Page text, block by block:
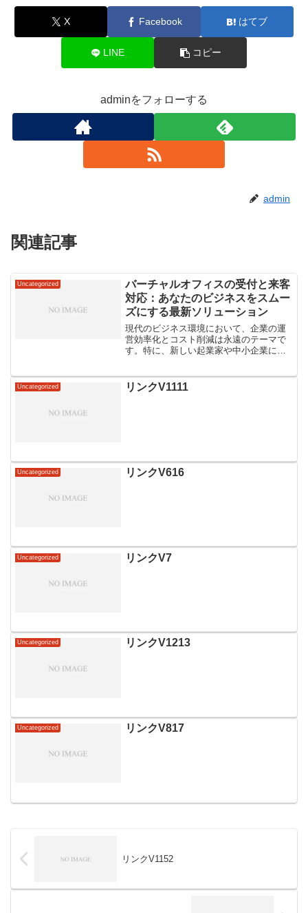
X Facebook はてブ
LINE コピー
adminをフォローする
admin
関連記事
Uncategorized
バーチャルオフィスの受付と来客
対応：あなたのビジネスをスムー
ズにする最新ソリューション
現代のビジネス環境において、企業の運
営効率化とコスト削減は永遠のテーマで
す。特に、新しい起業家や中小企業にと
オフィススペースを持たずにビジネスを
行う新たな形態で、低コス...
Uncategorized リンクV1111
Uncategorized リンクV616
Uncategorized リンクV7
Uncategorized リンクV1213
Uncategorized リンクV817
リンクV1152